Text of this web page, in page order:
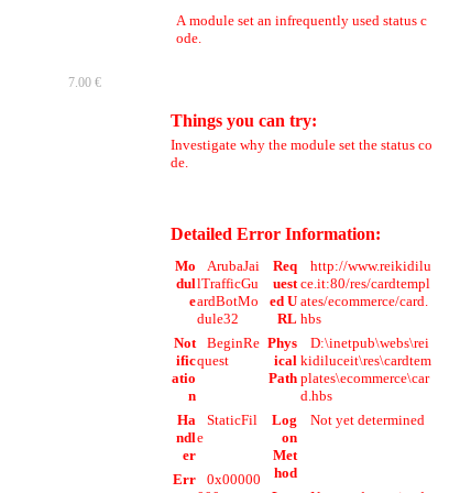
7.00 €
A module set an infrequently used status c
ode.
Things you can try:
Investigate why the module set the status co
de.
Detailed Error Information:
Mo
dul
e
ArubaJai
lTrafficGu
ardBotMo
dule32
Not
ific
atio
n
BeginRe
quest
Ha
ndl
er
StaticFil
e
Err
0x00000
Req
uest
ed U
RL
http://www.reikidilu
ce.it:80/res/cardtempl
ates/ecommerce/card.
hbs
Phys
ical
Path
D:\inetpub\webs\rei
kidiluceit\res\cardtem
plates\ecommerce\car
d.hbs
Log
on
Met
hod
Not yet determined